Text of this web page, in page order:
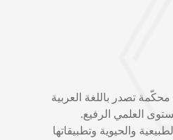
تصدر باللغة العربية
العلمي الرفيع.
والحيوية وتطبيقاتها